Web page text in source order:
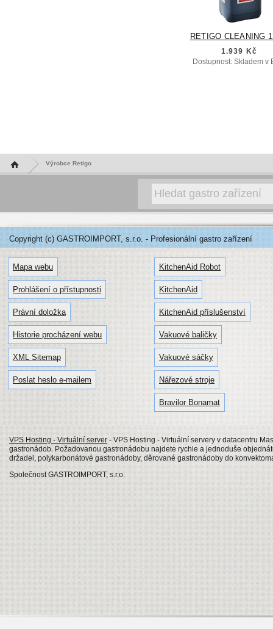
RETIGO CLEANING
1.939 Kč
Dostupnost: Skladem v
Hlavní stránka Výrobce Retigo
Copyright (c) GASTROIMPORT, s.r.o. - Profesionální gastro zařízení
Mapa webu
Prohlášení o přístupnosti
Právní doložka
Historie procházení webu
XML Sitemap
Poslat heslo e-mailem
KitchenAid Robot
KitchenAid
KitchenAid příslušenství
Vakuové baličky
Vakuové sáčky
Nářezové stroje
Bravilor Bonamat
VPS Hosting - Virtuální server - VPS Hosting - Virtuální servery v datacentru
gastronádob. Požadovanou gastronádobu najdete rychle a jednoduše
držadel, polykarbonátové gastronádoby, děrované gastronádoby do
Společnost GASTROIMPORT, s.r.o.